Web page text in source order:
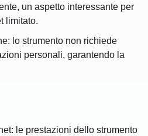
un aspetto interessante per
limitato.
lo strumento non richiede
personali, garantendo la
le prestazioni dello strumento